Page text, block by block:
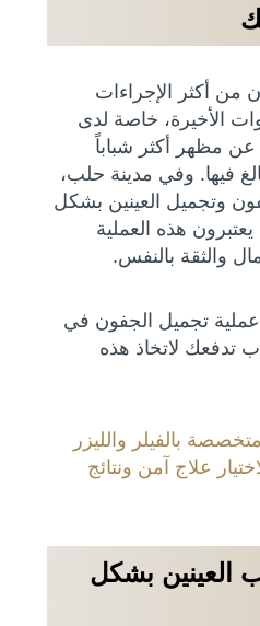
من أكثر الإجراءات
الأخيرة، خاصة لدى
عن مظهر أكثر شباباً
فيها. وفي مدينة حلب،
وتجميل العينين بشكل
هذه العملية
والثقة بالنفس.
عملية تجميل الجفون في
أهم 5 أسباب تدفعك لاتخاذ هذه
بالفيلر والليزر
حلب | دليل 2026 لاختيار علاج آمن ونتائج
العينين بشكل